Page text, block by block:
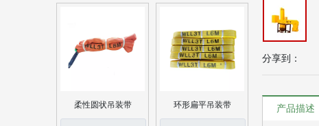
柔性圆状吊装带 环形扁平吊装带
分享到：
产品描述